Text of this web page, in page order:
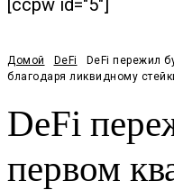
[ccpw id="5"]
Домой DeFi
DeFi пережил
благодаря ликвидному
DeFi
первом